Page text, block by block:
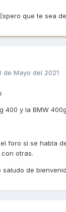
que te sea
de Mayo del 2021
400 y la BMW
foro si se habla
otras.
de